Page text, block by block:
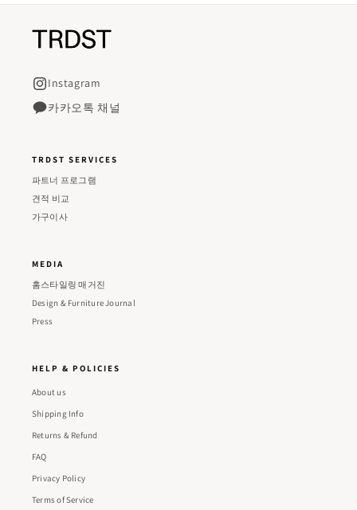
Instagram
카카오톡 채널
TRDST SERVICES
파트너 프로그램
견적 비교
가구이사
MEDIA
홈스타일링 매거진
Design & Furniture Journal
Press
HELP & POLICIES
About us
Shipping Info
Returns & Refund
FAQ
Privacy Policy
Terms of Service